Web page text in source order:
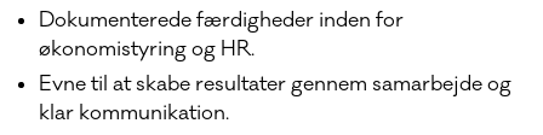
Dokumenterede færdigheder inden for
økonomistyring og HR.
Evne til at skabe resultater gennem samarbejde og
klar kommunikation.